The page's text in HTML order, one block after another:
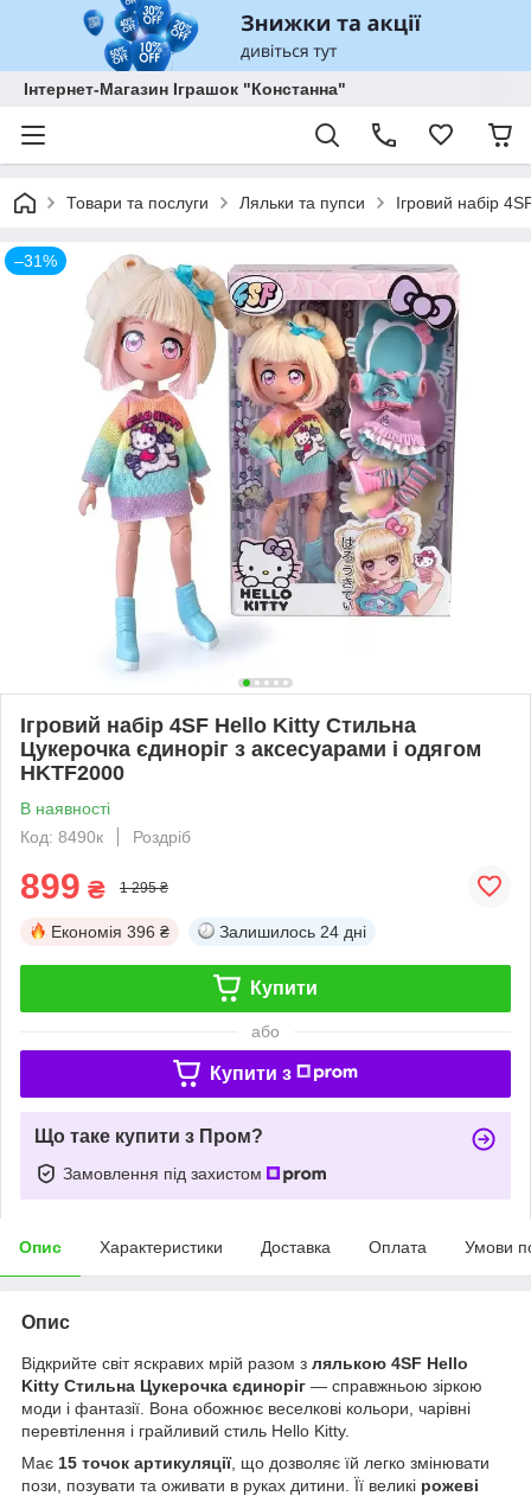
Інтернет-Магазин Іграшок "Констанна"
Товари та послуги Ляльки та пупси Ігровий набір
–31%
Ігровий набір 4SF Hello Kitty Стильна
Цукерочка єдиноріг з аксесуарами і одягом
HKTF2000
В наявності
Код: 8490к
Роздріб
899 ₴ 1 295 ₴
Економія 396 ₴ Залишилось 24 дні
Купити
або
Купити з
Що таке купити з Пром?
Замовлення під захистом
Опис Характеристики Доставка Оплата Умови
Опис
Відкрийте світ яскравих мрій разом з лялькою 4SF Hello
Kitty Стильна Цукерочка єдиноріг — справжньою зіркою
моди і фантазії. Вона обожнює веселкові кольори, чарівні
перевтілення і грайливий стиль Hello Kitty.
Має 15 точок артикуляції, що дозволяє їй легко змінювати
пози, позувати та оживати в руках дитини. Її великі рожеві